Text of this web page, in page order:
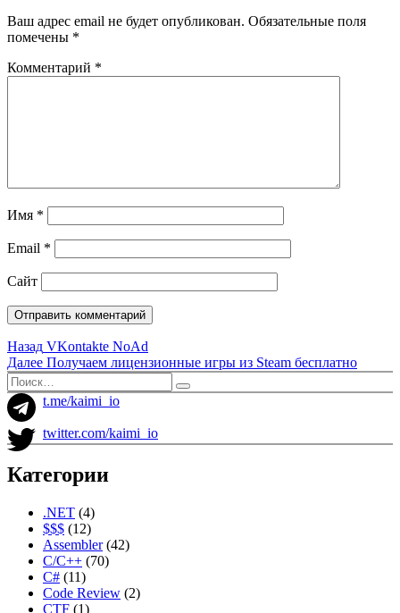
Ваш адрес email не будет опубликован. Обязательные поля
помечены *
Комментарий *
Имя *
Email *
Сайт
Навигация
по
записям
Назад Предыдущая
запись:
VKontakte NoAd
Далее Следующая
запись:
Получаем лицензионные игры из Steam бесплатно
Искать:
Поиск
t.me/kaimi_io
twitter.com/kaimi_io
Категории
.NET (4)
$$$ (12)
Assembler(42)
C/C++ (70)
C# (11)
Code Review (2)
CTF (1)